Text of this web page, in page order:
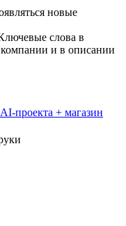
новые
слова в
и в описании
проекта + магазин